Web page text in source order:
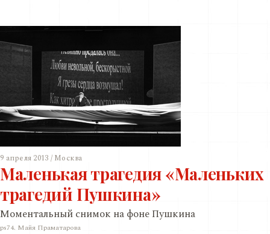
9 апреля 2013 / Москва
Маленькая трагедия «Маленьких
трагедий Пушкина»
Моментальный снимок на фоне Пушкина
ps74. Майя Праматарова